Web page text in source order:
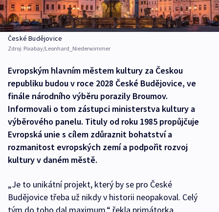
České Budějovice
Zdroj: Pixabay/Leonhard_Niederwimmer
Evropským hlavním městem kultury za Českou
republiku budou v roce 2028 České Budějovice, ve
finále národního výběru porazily Broumov.
Informovali o tom zástupci ministerstva kultury a
výběrového panelu. Tituly od roku 1985 propůjčuje
Evropská unie s cílem zdůraznit bohatství a
rozmanitost evropských zemí a podpořit rozvoj
kultury v daném městě.
„Je to unikátní projekt, který by se pro České
Budějovice třeba už nikdy v historii neopakoval. Celý